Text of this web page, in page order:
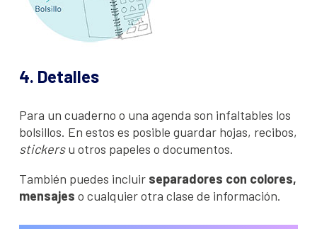
4. Detalles
Para un cuaderno o una agenda son infaltables los
bolsillos. En estos es posible guardar hojas, recibos,
stickersu otros papeles o documentos.
También puedes incluir separadores con colores,
mensajes o cualquier otra clase de información.